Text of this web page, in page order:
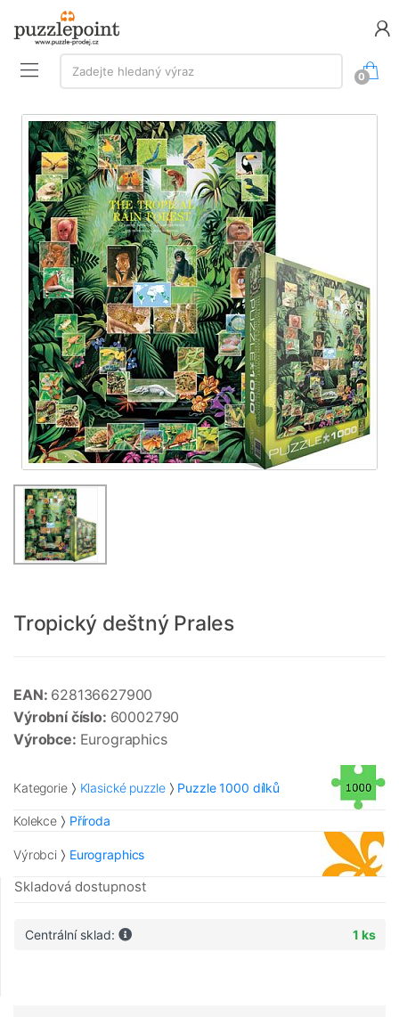
Vyhledávání:
Zadejte hledaný výraz
0
Tropický deštný Prales
EAN: 628136627900
Výrobní číslo: 60002790
Výrobce: Eurographics
Kategorie Klasické puzzle Puzzle 1000 dílků
Kolekce Příroda
Výrobci Eurographics
Skladová dostupnost
Centrální sklad: 1 ks